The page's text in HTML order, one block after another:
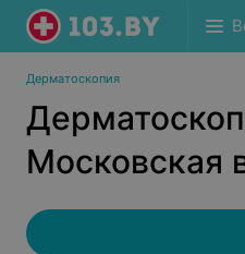
Дерматоскопия
Московская